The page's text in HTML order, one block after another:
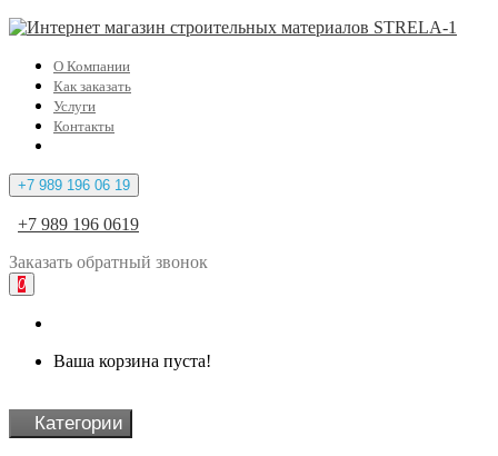
О Компании
Как заказать
Услуги
Контакты
+7 989 196 06 19
+7 989 196 0619
Заказать обратный звонок
0
Ваша корзина пуста!
Категории